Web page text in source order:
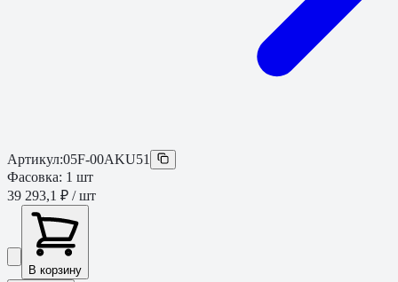
Артикул:05F-00AKU51
Фасовка: 1 шт
39 293,1 ₽ / шт
В корзину